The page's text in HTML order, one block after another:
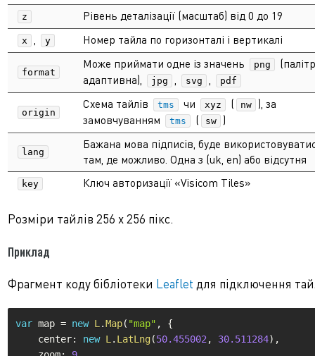
z Рівень деталізації (масштаб) від 0 до 19
x , y Номер тайла по горизонталі і вертикалі
format
Може приймати одне із значень png
адаптивна),
jpg , svg , pdf
origin
Схема тайлів tms чи xyz ( nw
), за
замовчуванням
tms ( sw )
lang
Бажана мова підписів, буде
там, де можливо. Одна з (uk, en) або відсутня
key Ключ авторизації «Visicom Tiles»
Розміри тайлів 256 х 256 пікс.
Приклад
Фрагмент коду бібліотеки Leaflet для підключення
var map = new L .Map( "map" ,
{
    center
: new L . LatLng(50.455002 , 30.511284) ,